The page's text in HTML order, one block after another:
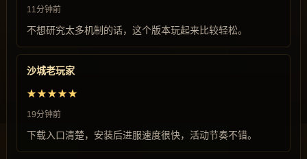
11分钟前
不想研究太多机制的话，这个版本玩起来比较轻松。
沙城老玩家
★★★★★
19分钟前
下载入口清楚，安装后进服速度很快，活动节奏不错。